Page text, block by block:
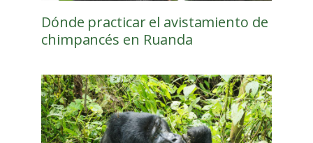
Dónde practicar el avistamiento de
chimpancés en Ruanda